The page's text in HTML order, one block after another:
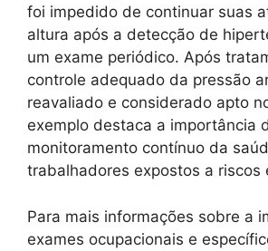
foi impedido de continuar suas
altura após a detecção de
um exame periódico. Após
controle adequado da pressão
reavaliado e considerado apto
exemplo destaca a importância
monitoramento contínuo da
trabalhadores expostos a riscos
Para mais informações sobre a
exames ocupacionais e